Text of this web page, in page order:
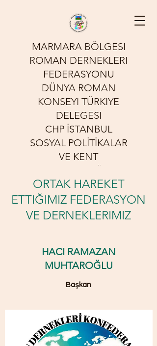
MARMARA BÖLGESI
ROMAN DERNEKLERI
FEDERASYONU
DÜNYA ROMAN
KONSEYI TÜRKIYE
DELEGESI
CHP İSTANBUL
SOSYAL POLİTİKALAR
VE KENT
KOMİSYONU
Sessizliğin Sesi Olmak İçin
Çalışıyoruz
ORTAK HAREKET
ETTIĞIMIZ FEDERASYON
VE DERNEKLERIMIZ
HACI RAMAZAN
MUHTAROĞLU
Başkan